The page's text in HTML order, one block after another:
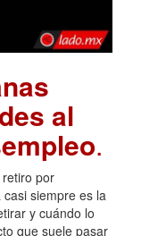
al
.
por
siempre es la
y cuándo lo
que suele pasar